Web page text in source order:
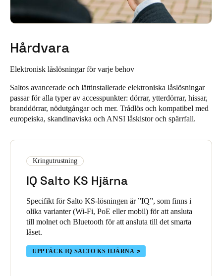
användarupplevelsen med våra mobila tillträdeslösningar.
Lås upp direkt med Digital Key via widget, smartwatch eller
LÄS MER OM SALTO KS KEYCHAIN APP
PIN-koder för att låsa upp sina dörrar.
befinner dig i världen. Förutom realtidsinformation och
behöva vara fysiskt närvarande.
Du kan låsa upp dörrar via fjärrupplåsning, oavsett hur långt
du är från låset.
Hårdvara
Elektronisk låslösningarför varje behov
Saltos avancerade och lättinstallerade elektroniska låslösningar
passar för alla typer av accesspunkter: dörrar, ytterdörrar, hissar,
branddörrar, nödutgångar och mer. Trådlös och kompatibel med
europeiska, skandinaviska och ANSI låskistor och spärrfall.
Kringutrustning
IQ Salto KS Hjärna
Specifikt för Salto KS-lösningen är ”IQ”, som finns i
olika varianter (Wi-Fi, PoE eller mobil) för att ansluta
till molnet och Bluetooth för att ansluta till det smarta
låset.
UPPTÄCK IQ SALTO KS HJÄRNA